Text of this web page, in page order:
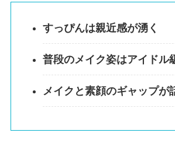
すっぴんは親近感が湧く
普段のメイク姿はアイドル
メイクと素顔のギャップが